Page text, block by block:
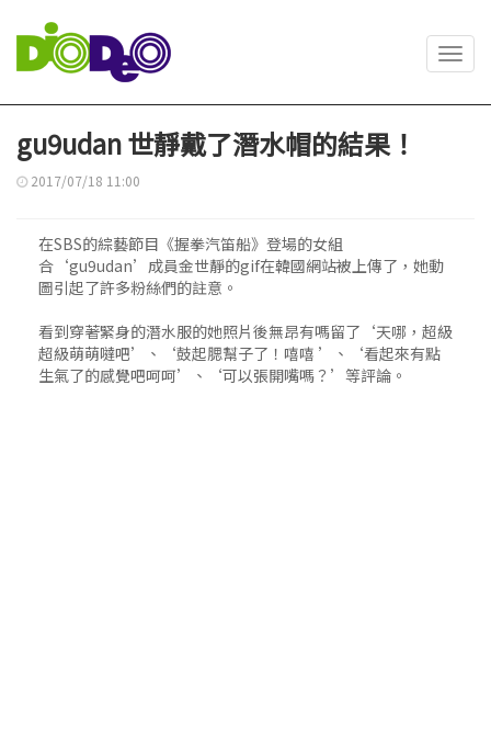
gu9udan 世靜戴了潛水帽的結果！
2017/07/18 11:00
在SBS的綜藝節目《握拳 汽笛 船》登場的女組
合‘gu9udan’成員金世靜的gif在韓國網站被上傳了，她動
圖引起了許多粉絲們的註意。
看到穿著緊身的潛水服的她照片後無昂有嗎留了‘天哪，超級
超級萌萌噠吧’、‘鼓起腮幫子了！嘻嘻 ’、‘看起來有點
生氣了的感覺吧呵呵’、‘可以張開嘴嗎？’等評論。